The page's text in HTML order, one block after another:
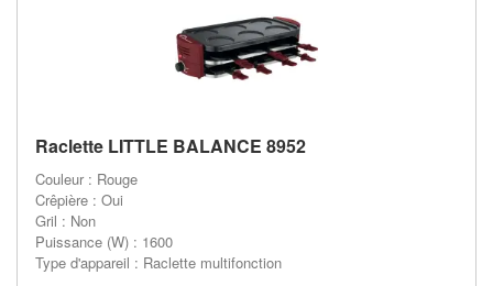
Raclette LITTLE BALANCE 8952
Couleur : Rouge
Crêpière : Oui
Gril : Non
Puissance (W) : 1600
Type d'appareil : Raclette multifonction